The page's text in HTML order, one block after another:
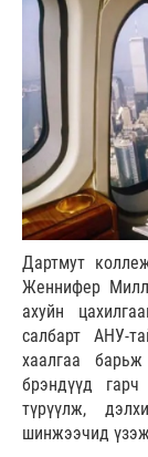
Дартмут
Женнифер
ахуйн
салбарт АНУ-
хаалгаа
брэндүүд
түрүүлж,
шинжээчид